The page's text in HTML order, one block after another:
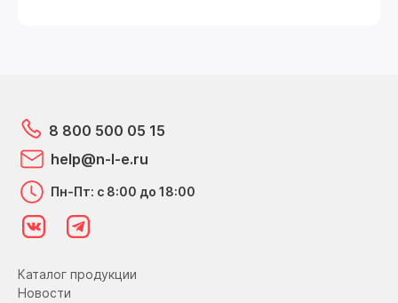
Каталог продукции
Новости
8 800 500 05 15
help@n-l-e.ru
Пн-Пт: с 8:00 до 18:00